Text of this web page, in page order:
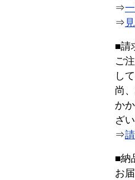
⇒
⇒
■請
ご
し
尚
か
ざ
⇒
■納
お